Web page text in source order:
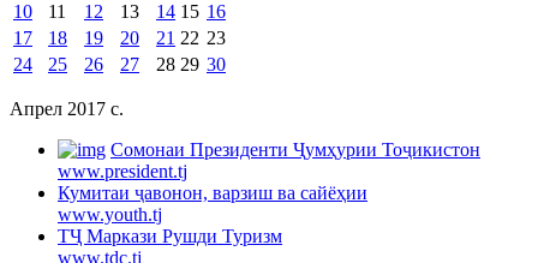
10
11 12 13 14 15 16
17
18 19 20 21 22 23
24
25 26 27 28 29 30
Апрел 2017 c.
Cомонаи Президенти Ҷумҳурии Тоҷикистон
www.president.tj
Кумитаи ҷавонон, варзиш ва сайёҳии
www.youth.tj
ТҶ Маркази Рушди Туризм
www.tdc.tj